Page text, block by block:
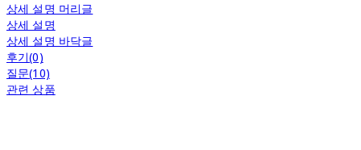
상세 설명 머리글
상세 설명
상세 설명 바닥글
후기(0)
질문(10)
관련 상품